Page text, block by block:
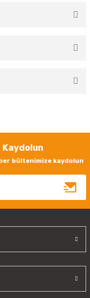
bültenimize kaydolun